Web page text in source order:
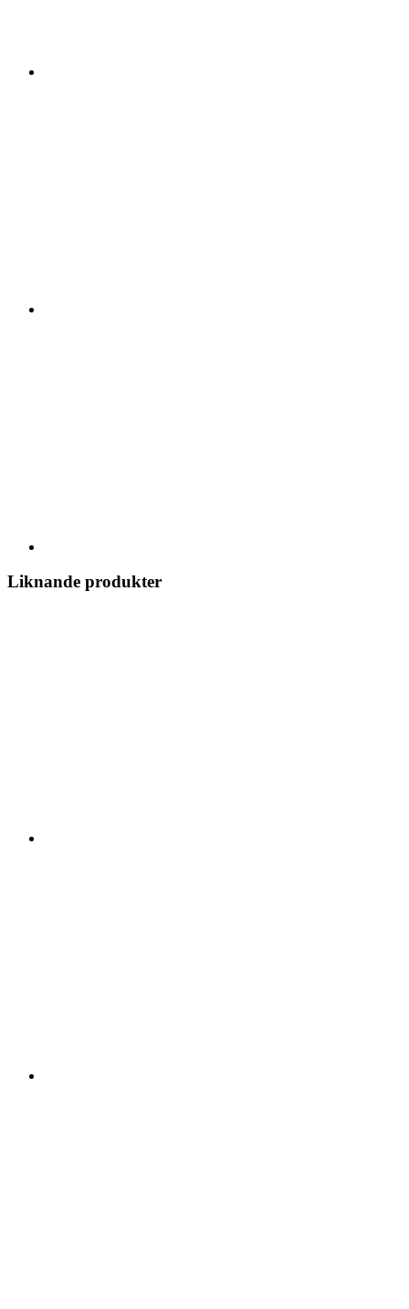
Liknande produkter